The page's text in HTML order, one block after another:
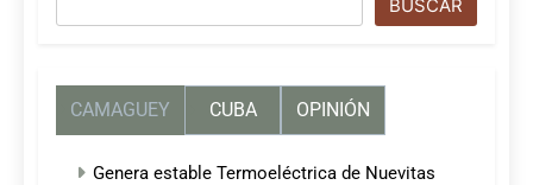
BUSCAR
CAMAGUEY CUBA OPINIÓN
Genera estable Termoeléctrica de Nuevitas